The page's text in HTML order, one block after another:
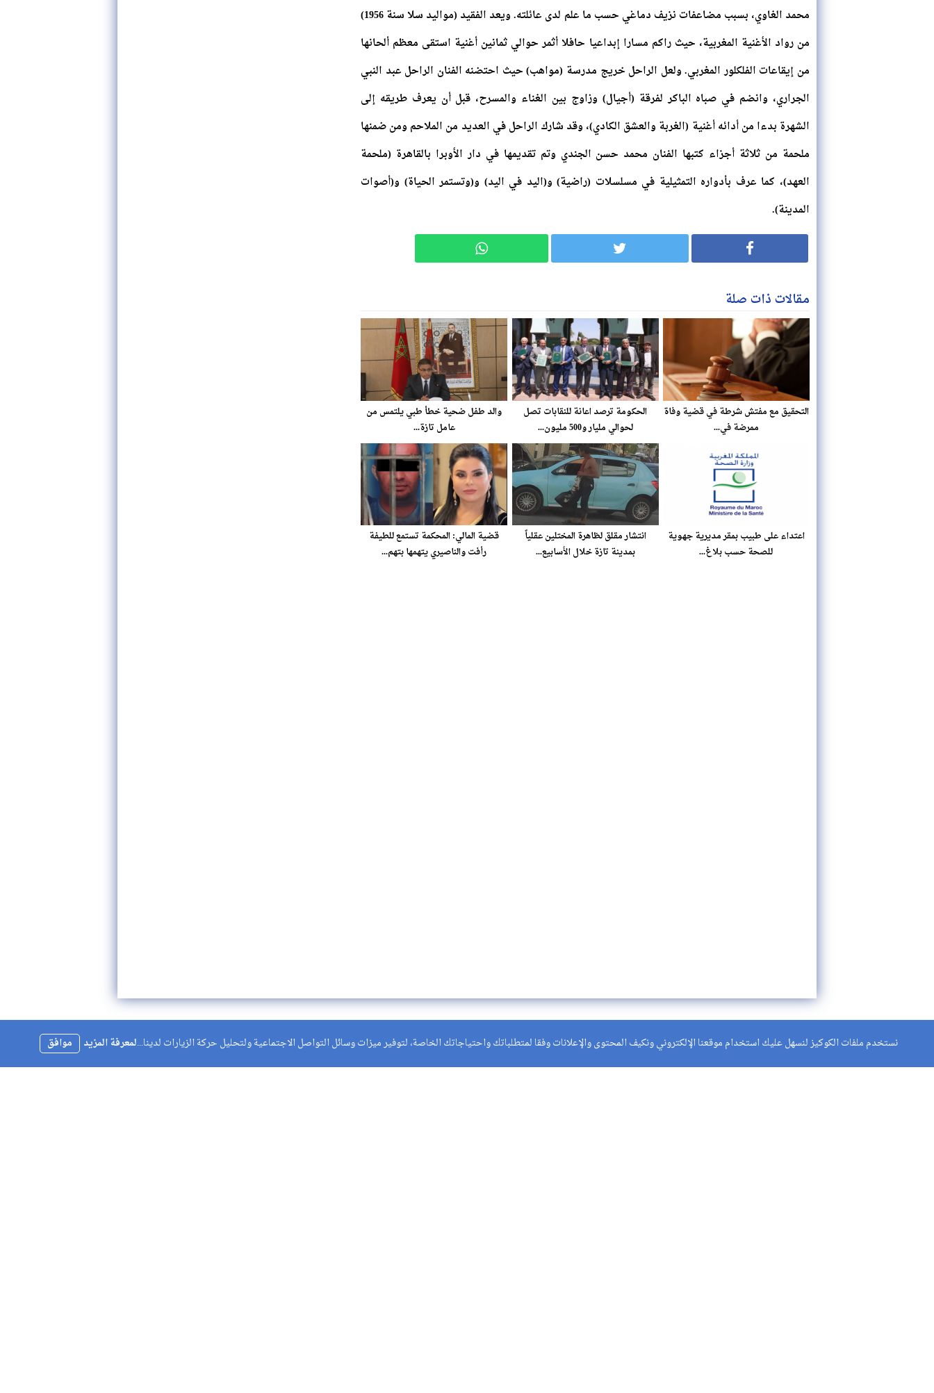
محمد الغاوي، بسبب مضاعفات نزيف دماغي حسب ما علم لدى عائلته. ويعد الفقيد (مواليد سلا سنة 1956)
من رواد الأغنية المغربية، حيث راكم مسارا إبداعيا حافلا أثمر حوالي ثمانين أغنية استقى معظم ألحانها
من إيقاعات الفلكلور المغربي. ولعل الراحل خريج مدرسة (مواهب) حيث احتضنه الفنان الراحل عبد النبي
الجراري، وانضم في صباه الباكر لفرقة (أجيال) وزاوج بين الغناء والمسرح، قبل أن يعرف طريقه إلى
الشهرة بدءا من أدائه أغنية (الغربة والعشق الكادي)، وقد شارك الراحل في العديد من الملاحم ومن ضمنها
ملحمة من ثلاثة أجزاء كتبها الفنان محمد حسن الجندي وتم تقديمها في دار الأوبرا بالقاهرة (ملحمة
العهد)، كما عرف بأدواره التمثيلية في مسلسلات (راضية) و(اليد في اليد) و(وتستمر الحياة) و(أصوات
المدينة).
مقالات ذات صلة
التحقيق مع مفتش شرطة في قضية وفاة
ممرضة في...
الحكومة ترصد اعانة للنقابات تصل
لحوالي مليار و500 مليون...
والد طفل ضحية خطأ طبي يلتمس من
عامل تازة...
اعتداء على طبيب بمقر مديرية جهوية
للصحة حسب بلاغ...
انتشار مقلق لظاهرة المختلين عقلياً
بمدينة تازة خلال الأسابيع...
قضية المالي: المحكمة تستمع للطيفة
رأفت والناصيري يتهمها بتهم...
نستخدم ملفات الكوكيز لنسهل عليك استخدام موقعنا الإلكتروني ونكيف المحتوى والإعلانات وفقا لمتطلباتك واحتياجاتك الخاصة، لتوفير ميزات وسائل التواصل الاجتماعية ولتحليل حركة الزيارات لدينا...لمعرفة المزيد موافق